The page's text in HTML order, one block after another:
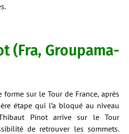
(Fra, Groupama-
sur le Tour de France, après
étape qui l’a bloqué au niveau
Pinot arrive sur le Tour
de retrouver les sommets.